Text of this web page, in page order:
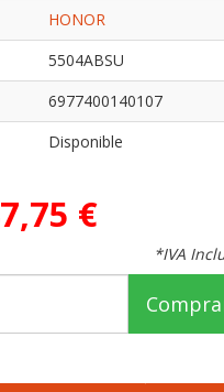
HONOR
5504ABSU
6977400140107
Disponible
€
*IVA